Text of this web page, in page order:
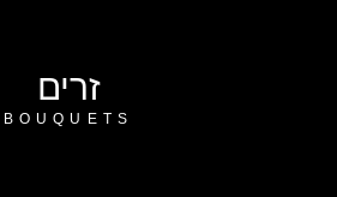
זרים
BOUQUETS